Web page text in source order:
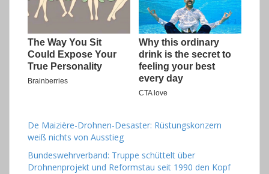
De Maizière-Drohnen-Desaster: Rüstungskonzern
weiß nichts von Ausstieg
Bundeswehrverband: Truppe schüttelt über
Drohnenprojekt und Reformstau seit 1990 den Kopf